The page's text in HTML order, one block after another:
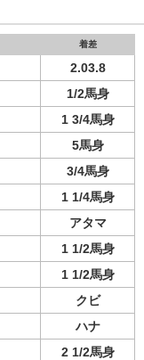
着差
2.03.8
1/2馬身
1 3/4馬身
5馬身
3/4馬身
1 1/4馬身
アタマ
1 1/2馬身
1 1/2馬身
クビ
ハナ
2 1/2馬身